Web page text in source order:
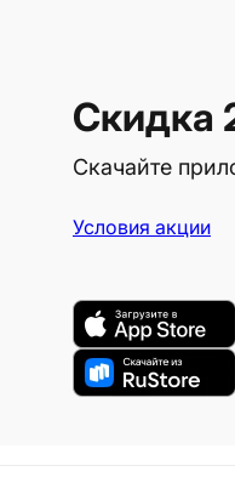
Скидка
Скачайте
Условия акции